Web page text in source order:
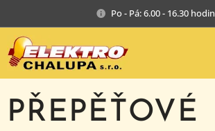
Po - Pá: 6.00 - 16.30 hodin
PŘEPĚŤOVÉ